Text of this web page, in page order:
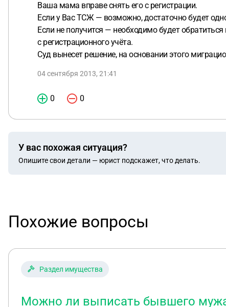
Ваша мама вправе снять его с регистрации.
Если у Вас ТСЖ — возможно, достаточно будет
Если не получится — необходимо будет
с регистрационного учёта.
Суд вынесет решение, на основании этого
04 сентября 2013, 21:41
0 0
У вас похожая ситуация?
Опишите свои детали — юрист подскажет, что делать.
Похожие вопросы
Раздел имущества
Можно ли выписать бывшего